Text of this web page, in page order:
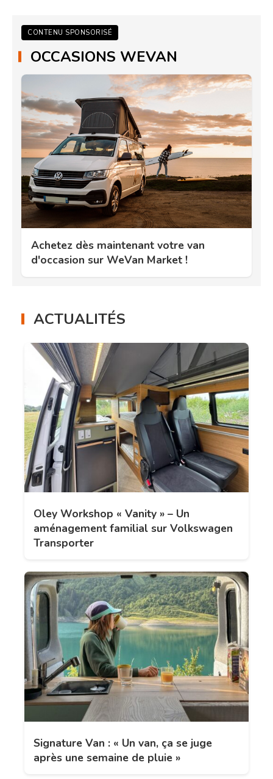
CONTENU SPONSORISÉ
OCCASIONS WEVAN
Achetez dès maintenant votre van
d'occasion sur WeVan Market !
ACTUALITÉS
Oley Workshop « Vanity » – Un
aménagement familial sur Volkswagen
Transporter
Signature Van : « Un van, ça se juge
après une semaine de pluie »